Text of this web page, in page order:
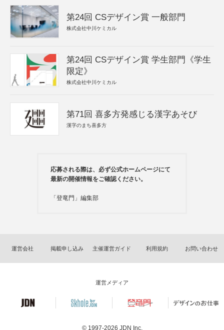
第24回 CSデザイン賞 一般部門
株式会社中川ケミカル
第24回 CSデザイン賞 学生部門《学生
限定》
株式会社中川ケミカル
第71回 喜多方発感じる漢字あそび
漢字のまち喜多方
応募される際は、必ず公式ホームページにて
最新の開催情報をご確認ください。
「登竜門」編集部
運営会社 掲載申し込み 主催運営ガイド 利用規約 お問い合わせ
運営メディア
© 1997-2026 JDN Inc.